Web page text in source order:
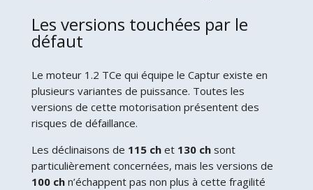
Les versions touchées par le
défaut
Le moteur 1.2 TCe qui équipe le Captur existe en
plusieurs variantes de puissance. Toutes les
versions de cette motorisation présentent des
risques de défaillance.
Les déclinaisons de 115 chet 130 chsont
particulièrement concernées, mais les versions de
100 chn’échappent pas non plus à cette fragilité